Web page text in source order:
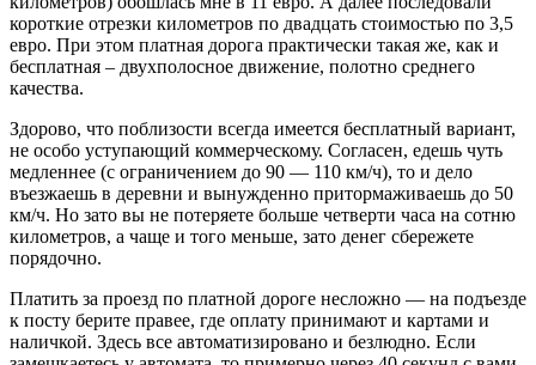
короткие отрезки километров по двадцать стоимостью по 3,5
евро. При этом платная дорога практически такая же, как и
бесплатная – двухполосное движение, полотно среднего
качества.
Здорово, что поблизости всегда имеется бесплатный вариант,
не особо уступающий коммерческому. Согласен, едешь чуть
медленнее (с ограничением до 90 — 110 км/ч), то и дело
въезжаешь в деревни и вынужденно притормаживаешь до 50
км/ч. Но зато вы не потеряете больше четверти часа на сотню
километров, а чаще и того меньше, зато денег сбережете
порядочно.
Платить за проезд по платной дороге несложно — на подъезде
к посту берите правее, где оплату принимают и картами и
наличкой. Здесь все автоматизировано и безлюдно. Если